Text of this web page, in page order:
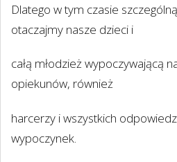
Dlatego w tym czasie
otaczajmy nasze dzieci i
całą młodzież wypoczywającą
opiekunów, również
harcerzy i wszystkich
wypoczynek.